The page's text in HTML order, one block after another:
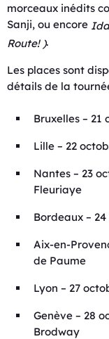
morceaux inédits
Sanji, ou encore
Route! ).
Les places sont
détails de la
Bruxelles – 21
Lille – 22
Nantes – 23
Fleuriaye
Bordeaux –
Aix-en-
de Paume
Lyon – 27
Genève – 28
Brodway